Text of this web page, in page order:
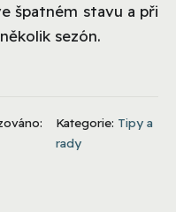
špatném stavu a při
sezón.
Kategorie: Tipy a
rady